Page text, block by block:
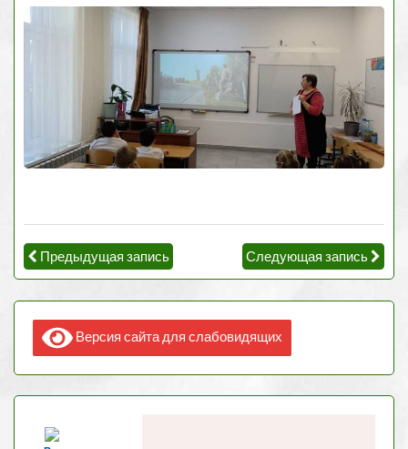
Предыдущая запись Следующая запись
Версия сайта для слабовидящих